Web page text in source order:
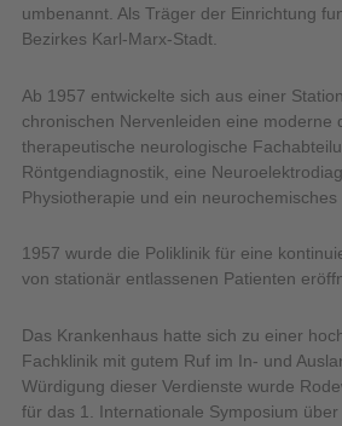
umbenannt. Als Träger der Einrichtung
Bezirkes Karl-Marx-Stadt.
Ab 1957 entwickelte sich aus einer
chronischen Nervenleiden eine moderne
therapeutische neurologische
Röntgendiagnostik, eine
Physiotherapie und ein neurochemisches
1957 wurde die Poliklinik für eine
von stationär entlassenen Patienten
Das Krankenhaus hatte sich zu einer
Fachklinik mit gutem Ruf im In- und
Würdigung dieser Verdienste wurde
für das 1. Internationale Symposium über